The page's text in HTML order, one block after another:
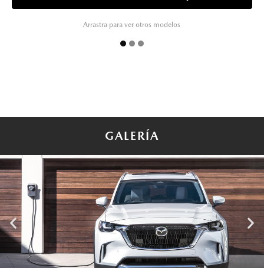
Arrastra para ver otros modelos
GALERÍA